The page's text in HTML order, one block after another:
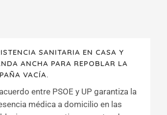
SANITARIA EN CASA Y
ANCHA PARA REPOBLAR LA
VACÍA.
entre PSOE y UP garantiza la
médica a domicilio en las